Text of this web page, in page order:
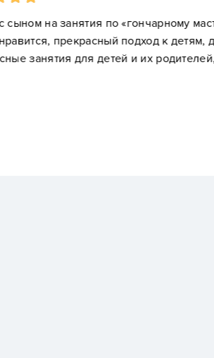
мастерству» - лепка из глины.
к детям, душевность и доброта,
родителей, огромное спасибо!